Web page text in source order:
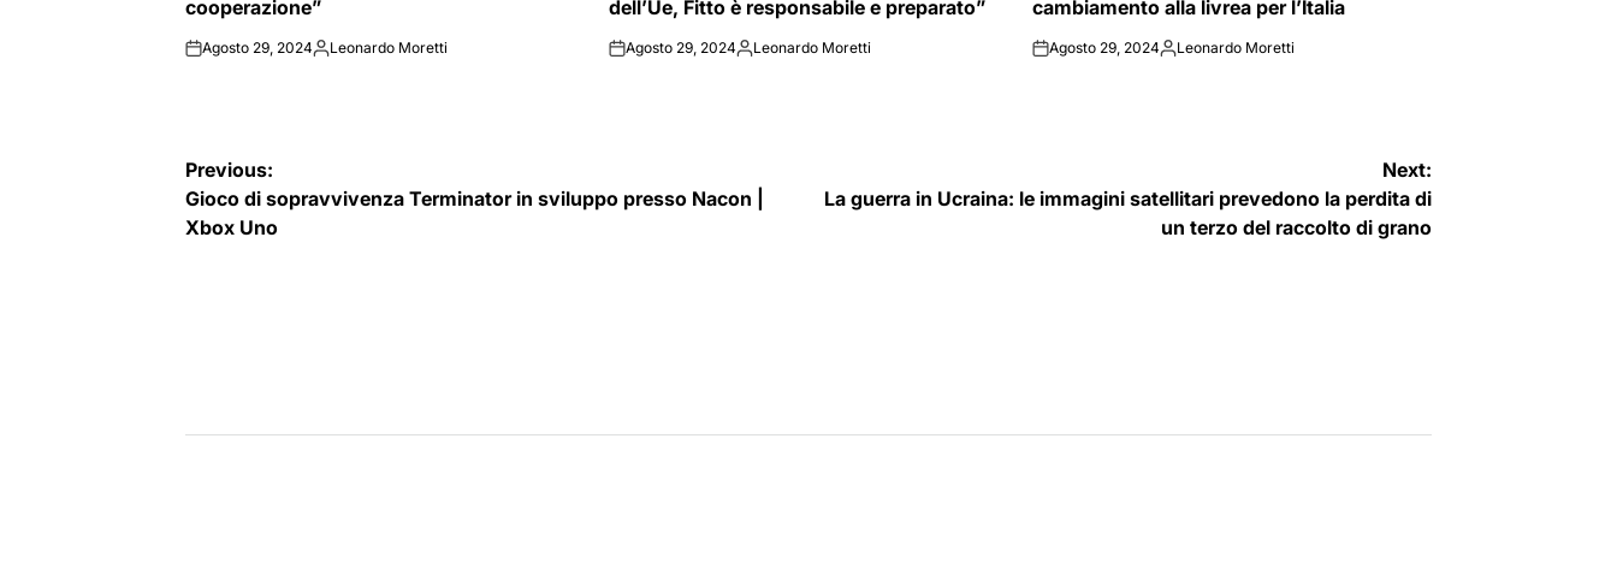
cooperazione”
onAgosto 29, 2024Posted
Leonardo Moretti
dell’Ue, Fitto è responsabile e preparato”
onAgosto 29, 2024Posted
Leonardo Moretti
cambiamento alla livrea per l’Italia
onAgosto 29, 2024Posted
Leonardo Moretti
Navigazione
articoli
Previous:
Gioco di sopravvivenza Terminator in sviluppo presso Nacon |
Xbox Uno
Next:
La guerra in Ucraina: le immagini satellitari prevedono la perdita di
un terzo del raccolto di grano